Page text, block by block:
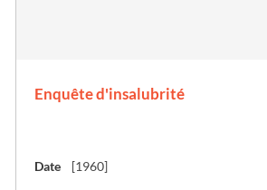
Enquête d'insalubrité
Date [1960]